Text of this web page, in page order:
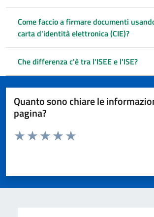
Come faccio a firmare documenti
carta d'identità elettronica (CIE)?
Che differenza c'è tra l'ISEE e l'ISE?
Quanto sono chiare le
pagina?
Valuta da 1 a 5 stelle la pagina